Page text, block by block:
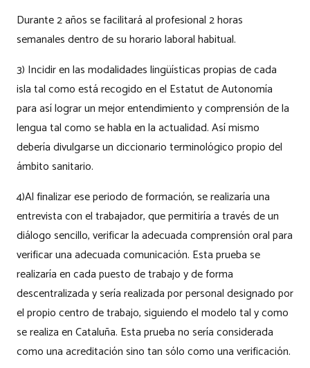
Durante 2 años se facilitará al profesional 2 horas
semanales dentro de su horario laboral habitual.
3) Incidir en las modalidades lingüísticas propias de cada
isla tal como está recogido en el Estatut de Autonomía
para así lograr un mejor entendimiento y comprensión de la
lengua tal como se habla en la actualidad. Así mismo
debería divulgarse un diccionario terminológico propio del
ámbito sanitario.
4)Al finalizar ese periodo de formación, se realizaría una
entrevista con el trabajador, que permitiría a través de un
diálogo sencillo, verificar la adecuada comprensión oral para
verificar una adecuada comunicación. Esta prueba se
realizaría en cada puesto de trabajo y de forma
descentralizada y sería realizada por personal designado por
el propio centro de trabajo, siguiendo el modelo tal y como
se realiza en Cataluña. Esta prueba no sería considerada
como una acreditación sino tan sólo como una verificación.